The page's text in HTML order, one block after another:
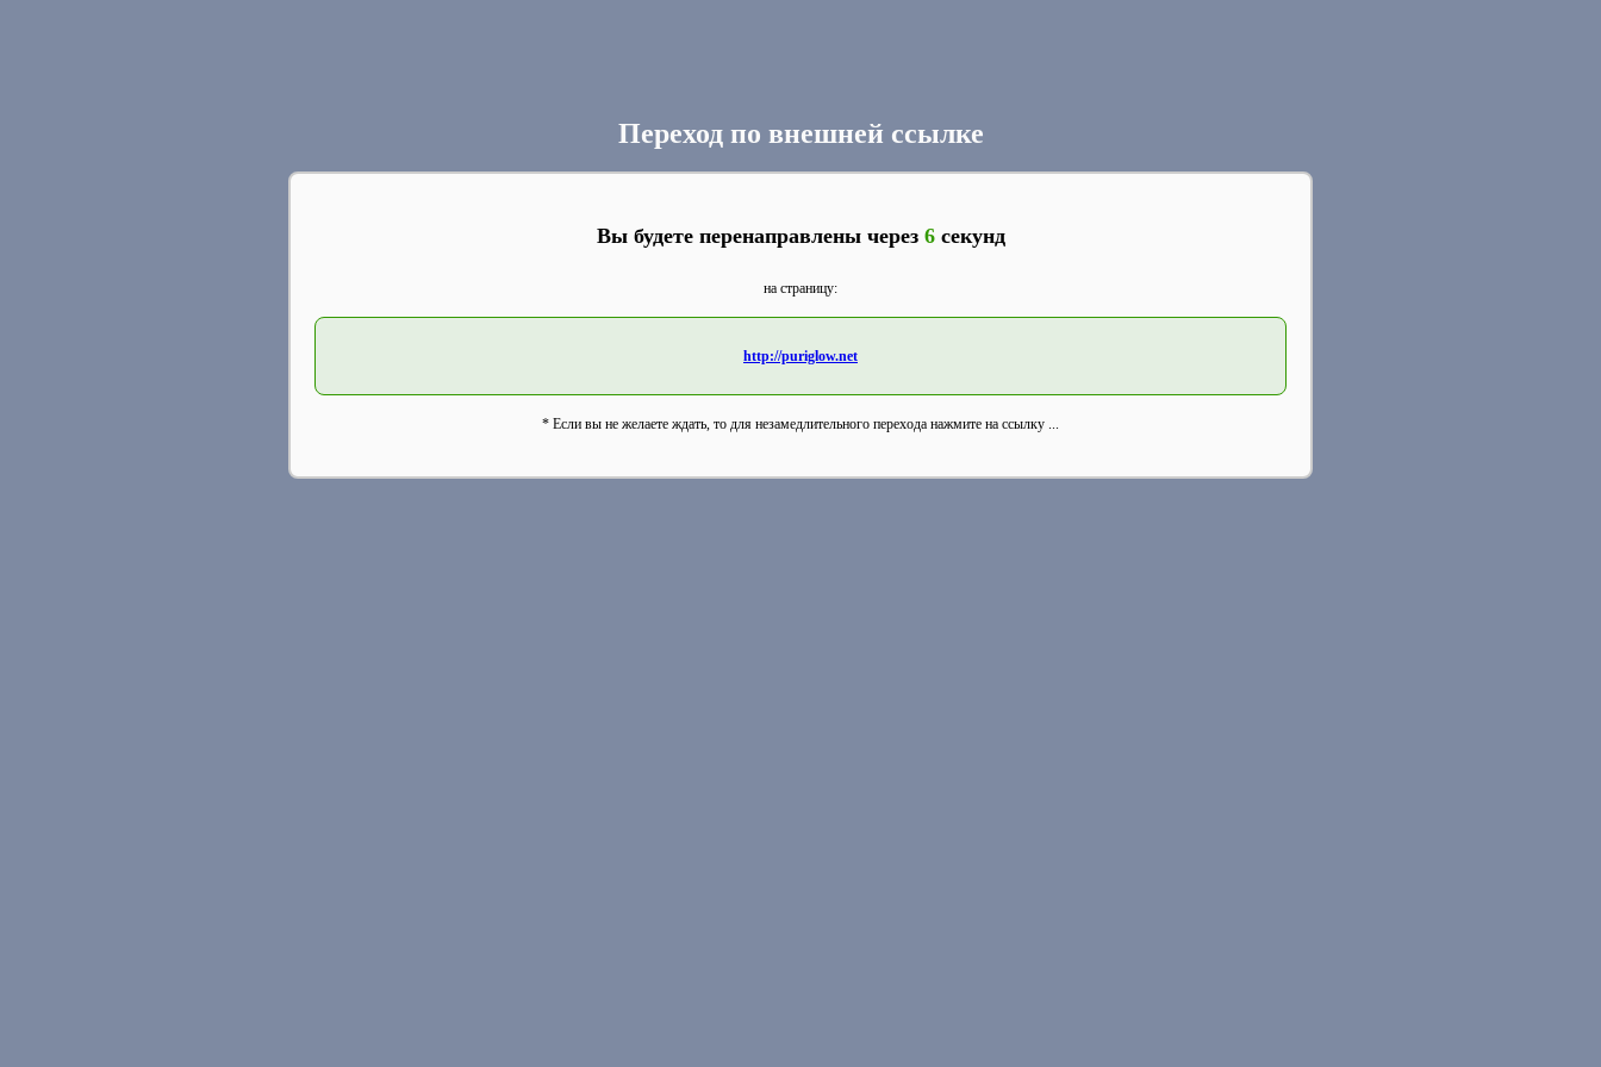
Переход по внешней ссылке
Вы будете перенаправлены через 6секунд
на страницу:
http://puriglow.net
* Если вы не желаете ждать, то для незамедлительного перехода нажмите на ссылку ...